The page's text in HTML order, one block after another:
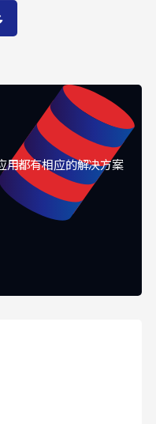
用都有相应的解决方案